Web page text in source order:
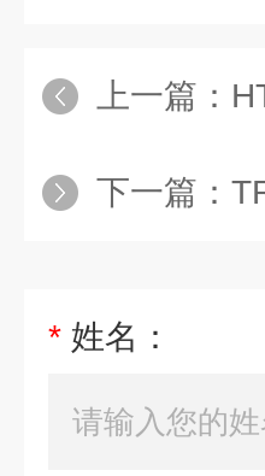
上一篇：
下一篇：
* 姓名：